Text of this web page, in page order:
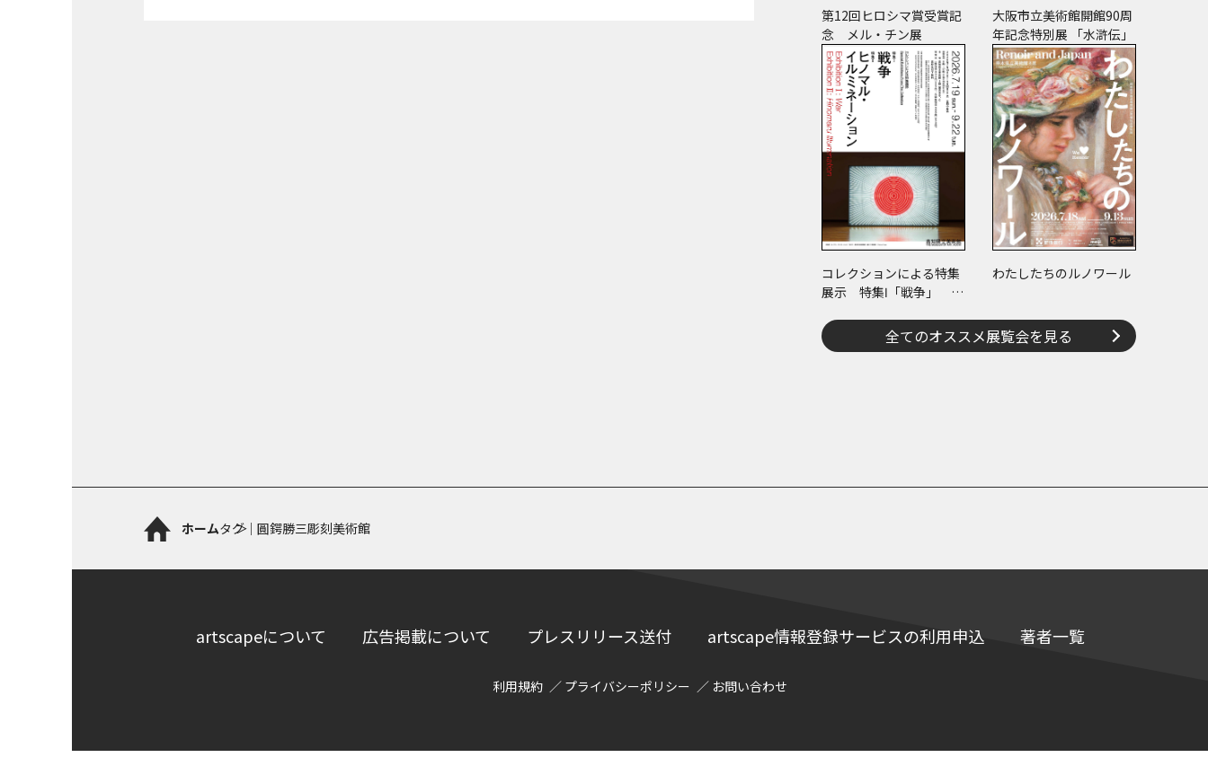
第12回ヒロシマ賞受賞記
念 メル・チン展
大阪市立美術館開館90周
年記念特別展 「水滸伝」
コレクションによる特集
展示 特集Ⅰ「戦争」 特
ネーション」
わたしたちのルノワール
全てのオススメ展覧会を見る
ホームタグ｜圓鍔勝三彫刻美術館
artscapeについて 広告掲載について プレスリリース送付 artscape情報登録サービスの利用申込 著者一覧
利用規約 プライバシーポリシー お問い合わせ